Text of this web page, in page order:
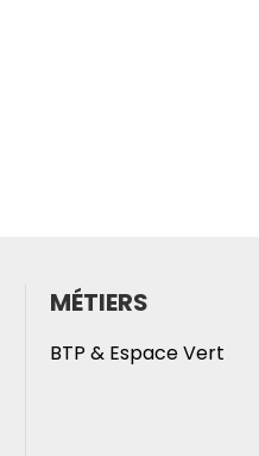
MÉTIERS
BTP & Espace Vert